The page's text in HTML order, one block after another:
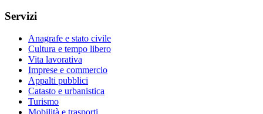
Servizi
Anagrafe e stato civile
Cultura e tempo libero
Vita lavorativa
Imprese e commercio
Appalti pubblici
Catasto e urbanistica
Turismo